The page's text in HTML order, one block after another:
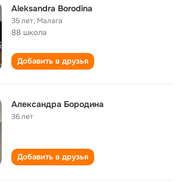
Aleksandra Borodina
35 лет, Малага
88 школа
Добавить в друзья
Александра Бородина
36 лет
Добавить в друзья